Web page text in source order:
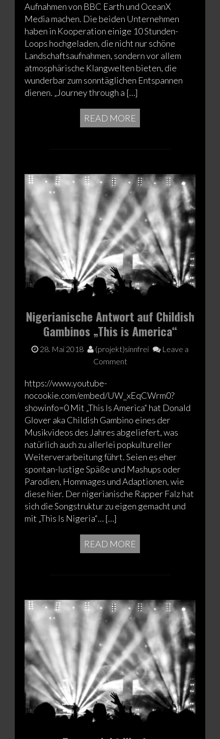
Aufnahmen von BBC Earth und OceanX
Media machen. Die beiden Unternehmen
haben in Kooperation einige 10 Stunden-
Loops hochgeladen, die nicht nur schöne
Landschaftsaufnahmen, sondern vor allem
atmosphärische Klangwelten bieten, die
wunderbar zum sonntäglichen Entspannen
dienen. „Journey through a […]
READ MORE
Nigerianische Antwort auf Childish
Gambinos „This is America“
28. Mai 2018 (projekt)sinnfrei
Leave a
Comment
https://www.youtube-
nocookie.com/embed/UW_xEqCWrm0?
showinfo=0 Mit „This Is America“ hat Donald
Glover aka Childish Gambino eines der
Musikvideos des Jahres abgeliefert, was
natürlich auch zu allerlei popkultureller
Weiterverarbeitung führt. Seien es eher
spontan-lustige Späße und Mashups oder
Parodien, Hommages und Adaptionen, wie
diese hier. Der nigerianische Rapper Falz hat
sich die Songstruktur zu eigen gemacht und
mit „This Is Nigeria“… […]
READ MORE